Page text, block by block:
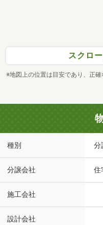
スクロ
※地図上の位置は目安であり、正
種別 分
分譲会社 住
施工会社
設計会社